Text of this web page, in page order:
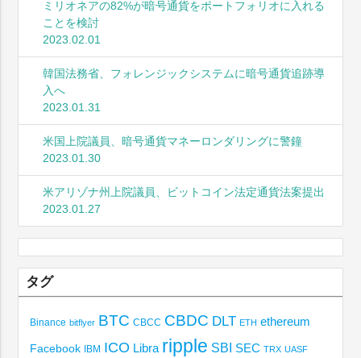
ミリオネアの82%が暗号通貨をポートフォリオに入れる
ことを検討
2023.02.01
韓国法務省、フォレンジックシステムに暗号通貨追跡導
入へ
2023.01.31
米国上院議員、暗号通貨マネーロンダリングに警鐘
2023.01.30
米アリゾナ州上院議員、ビットコイン法定通貨法案提出
2023.01.27
タグ
Binance bitflyer BTC CBCC CBDC DLT ETH ethereum
Facebook IBM ICO Libra ripple SBI SEC TRX UASF